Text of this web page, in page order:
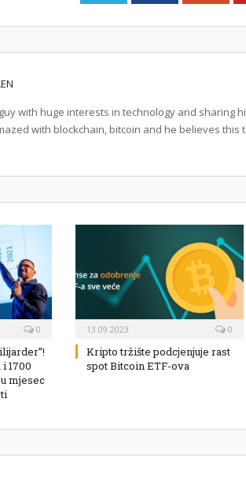
with huge interests in technology and sharing
with blockchain, bitcoin and he believes this
0
1700
mjesec
13.09.2023 0
Kripto tržište podcjenjuje rast
spot Bitcoin ETF-ova